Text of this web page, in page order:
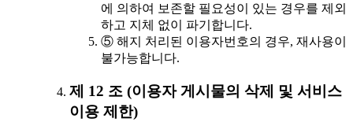
에 의하여 보존할 필요성이 있는 경우를 제외
하고 지체 없이 파기합니다.
⑤ 해지 처리된 이용자번호의 경우, 재사용이
불가능합니다.
제 12 조 (이용자 게시물의 삭제 및 서비스
이용 제한)